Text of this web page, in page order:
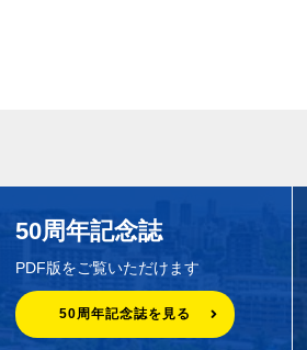
50周年記念誌
PDF版をご覧いただけます
50周年記念誌を見る